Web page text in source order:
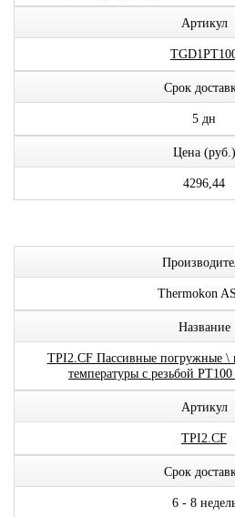
Артикул
Срок
5 дн
Цена (руб.)
4296,44
Thermokon
Название
TPI2.CF Пассивные погружные \
температуры с резьбой
Артикул
TPI2.CF
Срок
6 - 8